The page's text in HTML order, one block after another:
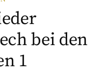
bei den
1